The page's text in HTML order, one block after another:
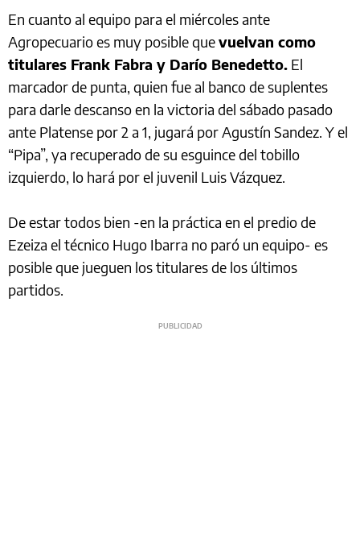
En cuanto al equipo para el miércoles ante
Agropecuario es muy posible quevuelvan como
titulares Frank Fabra y Darío Benedetto. El
marcador de punta, quien fue al banco de suplentes
para darle descanso en la victoria del sábado pasado
ante Platense por 2 a 1, jugará por Agustín Sandez. Y el
“Pipa”, ya recuperado de su esguince del tobillo
izquierdo, lo hará por el juvenil Luis Vázquez.
De estar todos bien -en la práctica en el predio de
Ezeiza el técnico Hugo Ibarra no paró un equipo- es
posible que jueguen los titulares de los últimos
partidos.